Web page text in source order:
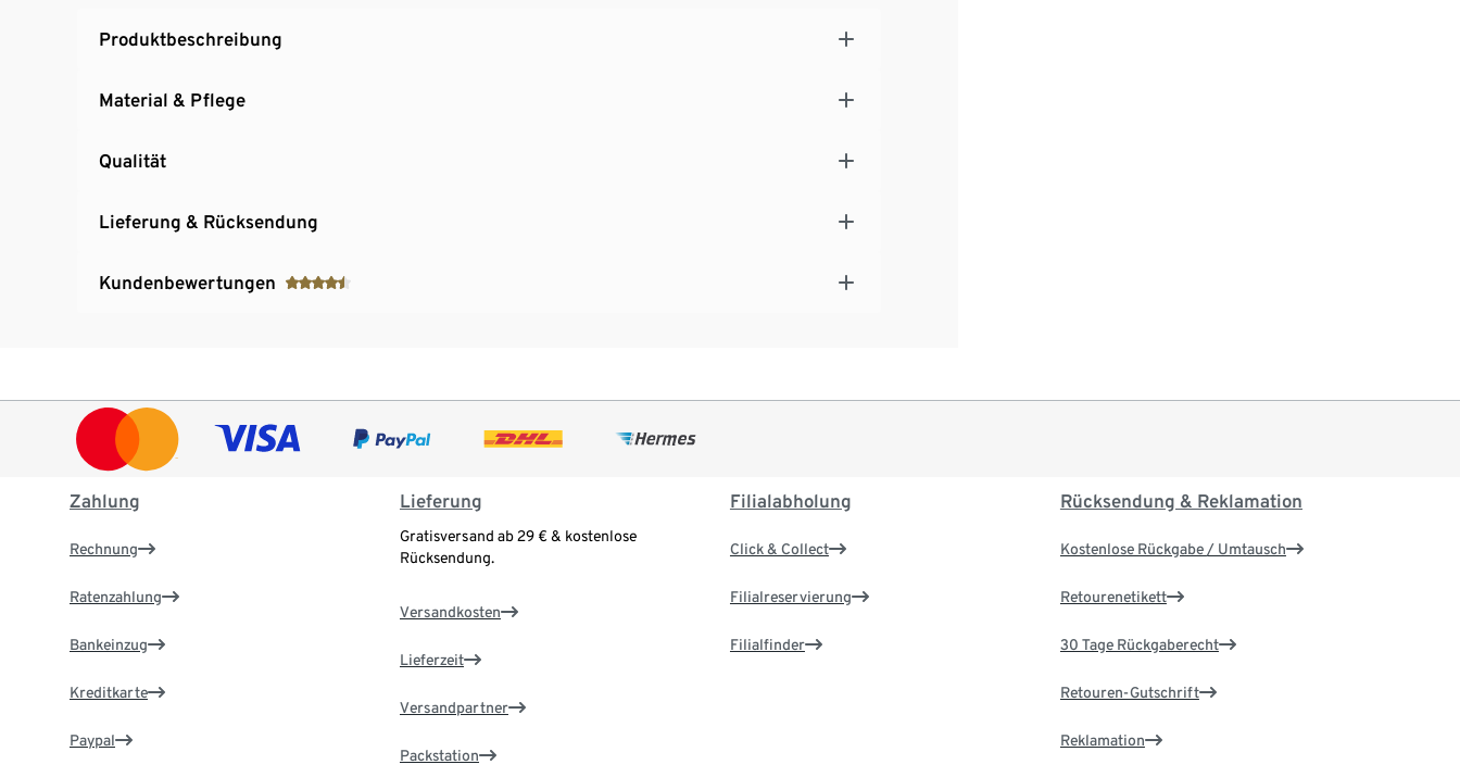
Produktbeschreibung
Material & Pflege
Qualität
Lieferung & Rücksendung
Kundenbewertungen
Zahlung
Rechnung
Ratenzahlung
Bankeinzug
Kreditkarte
Paypal
Lieferung
Gratisversand ab 29 € & kostenlose
Rücksendung.
Versandkosten
Lieferzeit
Versandpartner
Packstation
Filialabholung
Click & Collect
Filialreservierung
Filialfinder
Rücksendung & Reklamation
Kostenlose Rückgabe / Umtausch
Retourenetikett
30 Tage Rückgaberecht
Retouren-Gutschrift
Reklamation